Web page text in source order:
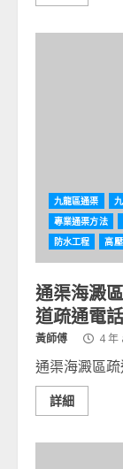
九龍區通渠
專業通渠方法
防水工程
高
通渠海澱
道疏通電話
黃師傅 4 年
通渠海澱區
詳細